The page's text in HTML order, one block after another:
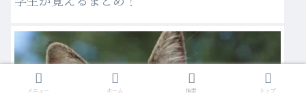
メニュー ホーム 検索 トップ